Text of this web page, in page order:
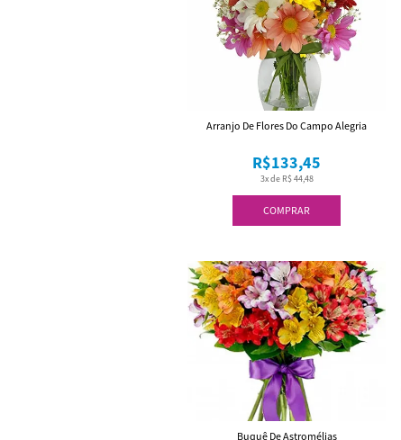
COMPRAR
3x de R$ 44,48
R$133,45
Arranjo De Flores Do Campo Alegria
Buquê De Astromélias